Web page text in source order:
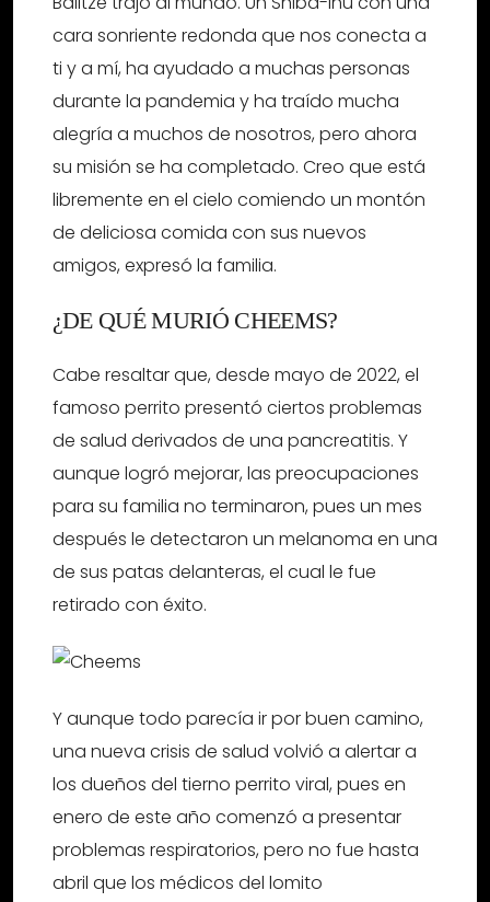
cara sonriente redonda que nos conecta a
ti y a mí, ha ayudado a muchas personas
durante la pandemia y ha traído mucha
alegría a muchos de nosotros, pero ahora
su misión se ha completado. Creo que está
libremente en el cielo comiendo un montón
de deliciosa comida con sus nuevos
amigos, expresó la familia.
¿DE QUÉ MURIÓ CHEEMS?
Cabe resaltar que, desde mayo de 2022, el
famoso perrito presentó ciertos problemas
de salud derivados de una pancreatitis. Y
aunque logró mejorar, las preocupaciones
para su familia no terminaron, pues un mes
después le detectaron un melanoma en una
de sus patas delanteras, el cual le fue
retirado con éxito.
Y aunque todo parecía ir por buen camino,
una nueva crisis de salud volvió a alertar a
los dueños del tierno perrito viral, pues en
enero de este año comenzó a presentar
problemas respiratorios, pero no fue hasta
abril que los médicos del lomito